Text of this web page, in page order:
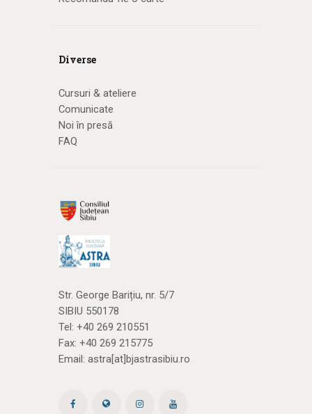
Diverse
Cursuri & ateliere
Comunicate
Noi în presă
FAQ
Str. George Barițiu, nr. 5/7
SIBIU 550178
Tel: +40 269 210551
Fax: +40 269 215775
Email: astra[at]bjastrasibiu.ro